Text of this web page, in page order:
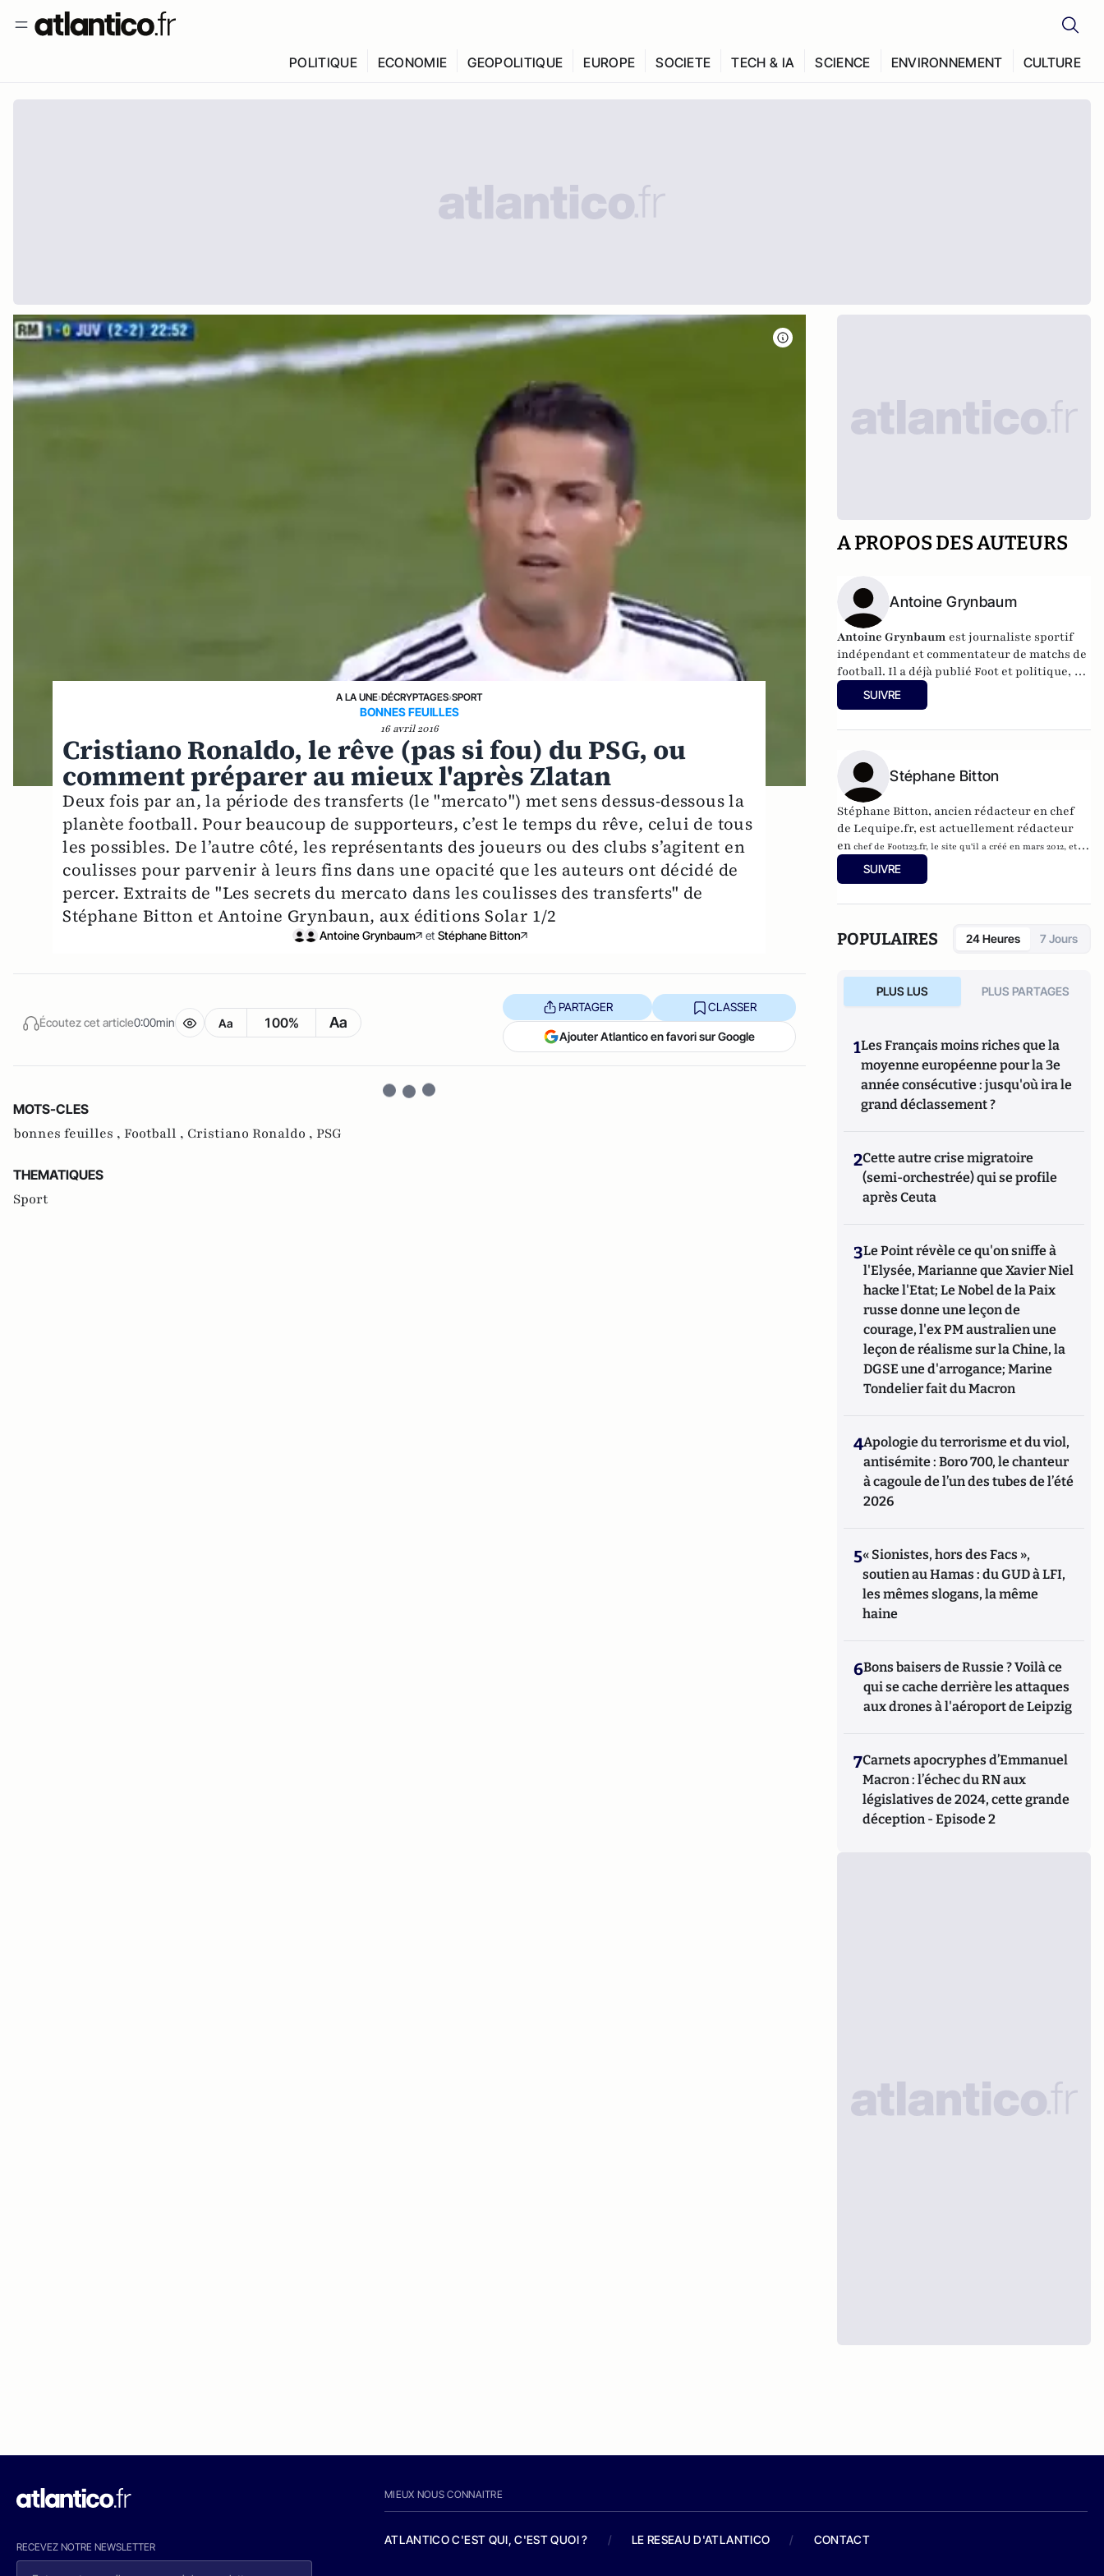
POLITIQUE ECONOMIE GEOPOLITIQUE EUROPE SOCIETE TECH & IA SCIENCE ENVIRONNEMENT CULTURE
A LA UNE›DÉCRYPTAGES›SPORT
BONNES FEUILLES
16 avril 2016
Cristiano Ronaldo, le rêve (pas si fou) du PSG, ou
comment préparer au mieux l'après Zlatan
Deux fois par an, la période des transferts (le "mercato") met sens dessus-dessous la
planète football. Pour beaucoup de supporteurs, c’est le temps du rêve, celui de tous
les possibles. De l’autre côté, les représentants des joueurs ou des clubs s’agitent en
coulisses pour parvenir à leurs fins dans une opacité que les auteurs ont décidé de
percer. Extraits de "Les secrets du mercato dans les coulisses des transferts" de
Stéphane Bitton et Antoine Grynbaun, aux éditions Solar 1/2
Antoine Grynbaum et Stéphane Bitton
Écoutez cet article0:00min Aa 100% Aa
PARTAGER CLASSER
Ajouter Atlantico en favori sur Google
MOTS-CLES
bonnes feuilles , Football , Cristiano Ronaldo , PSG
THEMATIQUES
Sport
A PROPOS DES AUTEURS
Antoine Grynbaum
Antoine Grynbaum est journaliste sportif
indépendant et commentateur de matchs de
football. Il a déjà publié Foot et politique, les
liaisons dangereuses et La Face cachée du
sport aux éditions Gawsewitch.
SUIVRE
Stéphane Bitton
Stéphane Bitton, ancien rédacteur en chef
de Lequipe.fr, est actuellement rédacteur
enchef de Foot123.fr, le site qu'il a créé en mars 2012, et
consultant sport sur i-Télé et France Bleu 107.1.
SUIVRE
POPULAIRES 24 Heures 7 Jours
PLUS LUS PLUS PARTAGES
1Les Français moins riches que la
moyenne européenne pour la 3e
année consécutive : jusqu'où ira le
grand déclassement ?
2Cette autre crise migratoire
(semi-orchestrée) qui se profile
après Ceuta
3Le Point révèle ce qu'on sniffe à
l'Elysée, Marianne que Xavier Niel
hacke l'Etat; Le Nobel de la Paix
russe donne une leçon de
courage, l'ex PM australien une
leçon de réalisme sur la Chine, la
DGSE une d'arrogance; Marine
Tondelier fait du Macron
4Apologie du terrorisme et du viol,
antisémite : Boro 700, le chanteur
à cagoule de l’un des tubes de l’été
2026
5« Sionistes, hors des Facs »,
soutien au Hamas : du GUD à LFI,
les mêmes slogans, la même
haine
6Bons baisers de Russie ? Voilà ce
qui se cache derrière les attaques
aux drones à l'aéroport de Leipzig
7Carnets apocryphes d’Emmanuel
Macron : l’échec du RN aux
législatives de 2024, cette grande
déception - Episode 2
RECEVEZ NOTRE NEWSLETTER
MIEUX NOUS CONNAITRE
ATLANTICO C'EST QUI, C'EST QUOI ? / LE RESEAU D'ATLANTICO / CONTACT